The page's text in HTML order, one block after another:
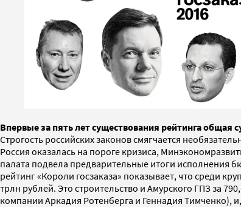
Впервые за пять лет существования рейтинга общая
Строгость российских законов смягчается
Россия оказалась на пороге кризиса,
палата подвела предварительные итоги исполнения
рейтинг «Короли госзаказа» показывает, что среди
трлн рублей. Это строительство и Амурского ГПЗ за
компании Аркадия Ротенберга и Геннадия Тимченко),